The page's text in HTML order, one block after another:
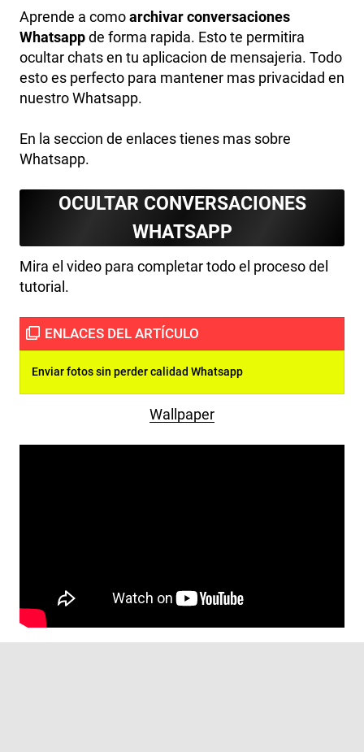
Aprende a comoarchivar conversaciones
Whatsappde forma rapida. Esto te permitira
ocultar chats en tu aplicacion de mensajeria. Todo
esto es perfecto para mantener mas privacidad en
nuestro Whatsapp.
En la seccion de enlaces tienes mas sobre
Whatsapp.
OCULTAR CONVERSACIONES
WHATSAPP
Mira el video para completar todo el proceso del
tutorial.
Enviar fotos sin perder calidad Whatsapp
Wallpaper